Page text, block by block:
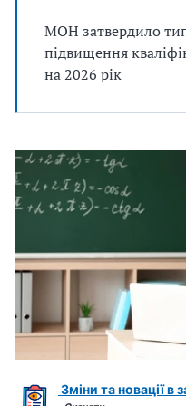
МОН затвердило
підвищення
на 2026 рік
Зміни та новації в